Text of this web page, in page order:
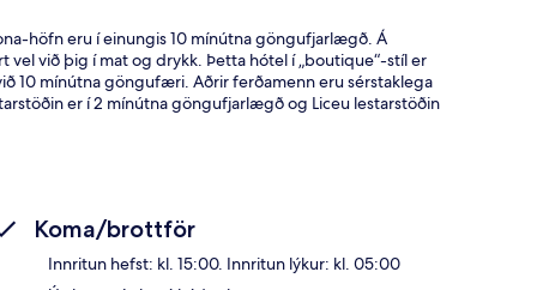
höfn eru í einungis 10 mínútna göngufjarlægð. Á
við þig í mat og drykk. Þetta hótel í „boutique“-stíl er
10 mínútna göngufæri. Aðrir ferðamenn eru sérstaklega
er í 2 mínútna göngufjarlægð og Liceu lestarstöðin
Koma/brottför
Innritun hefst: kl. 15:00. Innritun lýkur: kl. 05:00